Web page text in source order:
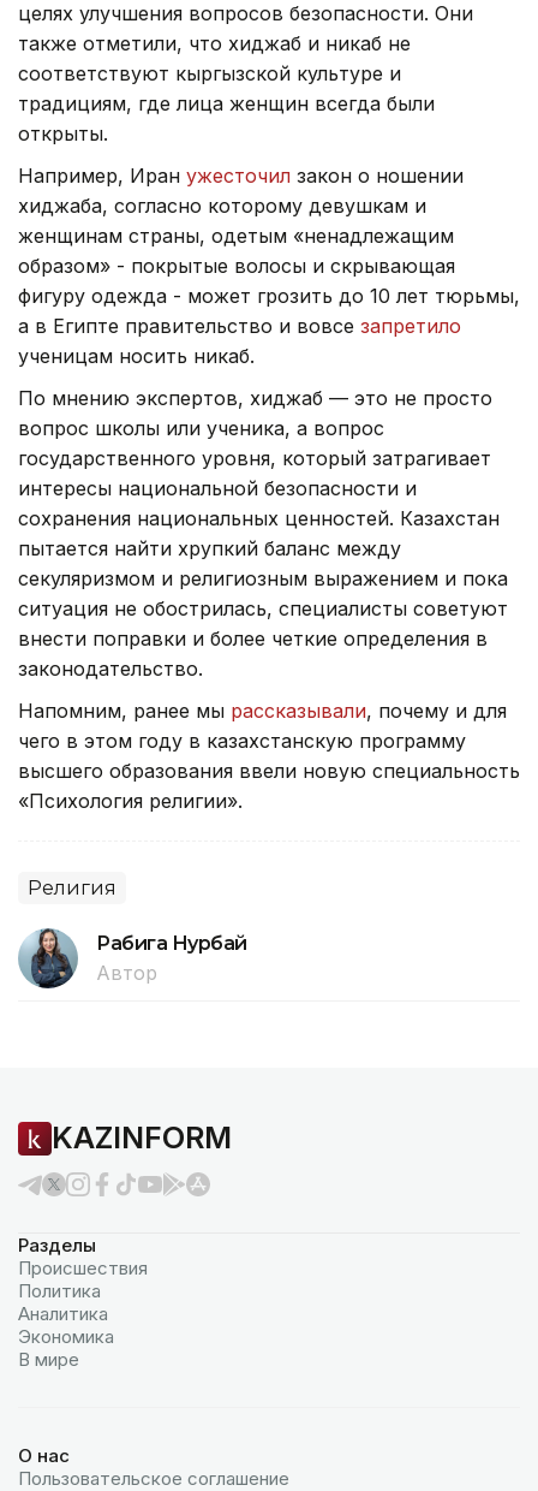
целях улучшения вопросов безопасности. Они
также отметили, что хиджаб и никаб не
соответствуют кыргызской культуре и
традициям, где лица женщин всегда были
открыты.
Например, Иран ужесточил закон о ношении
хиджаба, согласно которому девушкам и
женщинам страны, одетым «ненадлежащим
образом» - покрытые волосы и скрывающая
фигуру одежда - может грозить до 10 лет тюрьмы,
а в Египте правительство и вовсе запретило
ученицам носить никаб.
По мнению экспертов, хиджаб — это не просто
вопрос школы или ученика, а вопрос
государственного уровня, который затрагивает
интересы национальной безопасности и
сохранения национальных ценностей. Казахстан
пытается найти хрупкий баланс между
секуляризмом и религиозным выражением и пока
ситуация не обострилась, специалисты советуют
внести поправки и более четкие определения в
законодательство.
Напомним, ранее мы рассказывали, почему и для
чего в этом году в казахстанскую программу
высшего образования ввели новую специальность
«Психология религии».
Религия
Рабига Нурбай
Автор
KAZINFORM
Разделы
Происшествия
Политика
Аналитика
Экономика
В мире
О нас
Пользовательское соглашение